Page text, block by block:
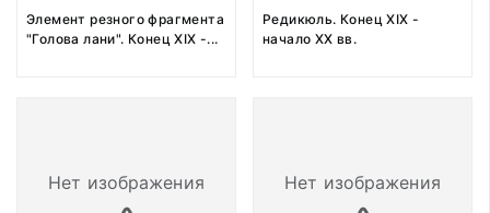
Элемент резного фрагмента
"Голова лани". Конец XIX -...
Редикюль. Конец XIX -
начало XX вв.
Нет изображения Нет изображения